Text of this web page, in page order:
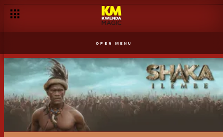
OPEN MENU